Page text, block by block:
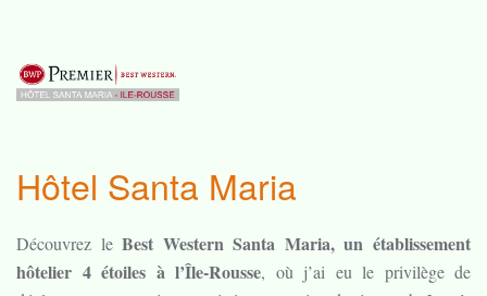
Hôtel Santa Maria
Découvrez leBest Western Santa Maria, un établissement
hôtelier 4 étoiles à l’Île-Rousse, où j’ai eu le privilège de